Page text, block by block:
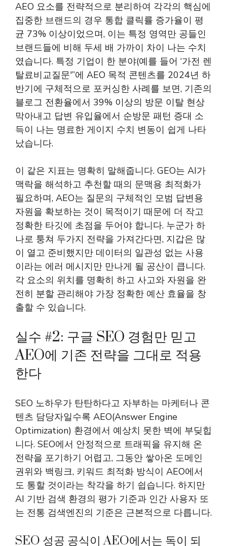
AEO 요소를 전략적으로 분리하여 각각의 핵심에
집중한 브랜드의 경우 통합 클릭률 증가율이 평
균 73% 이상이었으며, 이는 특정 영역만 공들인
브랜드들에 비해 두세 배 가까이 차이 나는 수치
였습니다. 특정 기업이 한 분야(예를 들어 ‘가전 렌
탈료비교질문'”에 AEO 목적 콘텐츠를 2024년 하
반기에 구체적으로 포커싱한 사례를 보면, 기존의
블로그 전환율에서 39% 이상의 방문 이탈 현상
막아내고 답변 유입율에서 순방문 패턴 증대 소
득이 나는 명료한 게이지 수치 변동이 쉽게 나타
났습니다.
이 같은 지표는 명확히 말해줍니다. GEO는 AI가
맥락을 해석하고 추천할 때의 문맥용 최적화가
필요하며, AEO는 질문의 구체적인 모범 답변용
자원을 확보하는 것이 목적이기 때문에 더 작고
정확한 타깃에 초점을 두어야 합니다. 누군가 하
나로 퉁쳐 두가지 전략을 가져간다면, 지갑은 많
이 열고 준비했지만 데이터의 일관성 없는 사용
이라는 에러 메시지만 만나게 될 공산이 큽니다.
각 요소의 위치를 명확히 하고 사고와 자원을 완
전히 분할 관리해야 가장 정확한 예산 효율을 창
출할 수 있습니다.
실수 #2: 구글 SEO 경험만 믿고
AEO에 기존 전략을 그대로 적용
한다
SEO 노하우가 탄탄하다고 자부하는 마케터나 콘
텐츠 담당자일수록 AEO(Answer Engine
Optimization) 환경에서 예상치 못한 벽에 부딪힙
니다. SEO에서 안정적으로 트래픽을 유지해 온
전략을 포기하기 어렵고, 그동안 쌓아온 도메인
권위와 백링크, 키워드 최적화 방식이 AEO에서
도 통할 것이라는 착각을 하기 쉽습니다. 하지만
AI 기반 검색 환경의 평가 기준과 인간 사용자 또
는 전통 검색엔진의 기준은 근본적으로 다릅니다.
SEO 성공 공식이 AEO에서는 독이 되